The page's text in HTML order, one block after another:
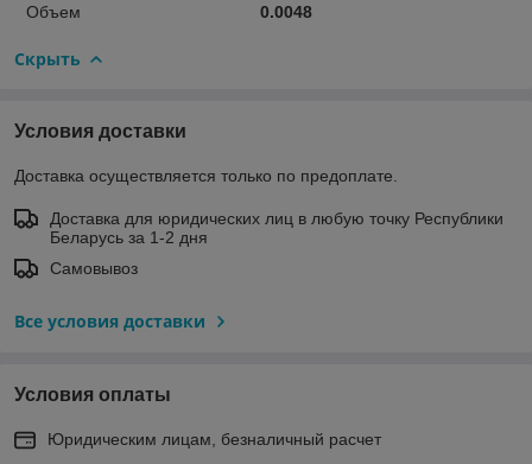
Объем 0.0048
Скрыть
Условия доставки
Доставка осуществляется только по предоплате.
Доставка для юридических лиц в любую точку Республики
Беларусь за 1-2 дня
Самовывоз
Все условия доставки
Условия оплаты
Юридическим лицам, безналичный расчет